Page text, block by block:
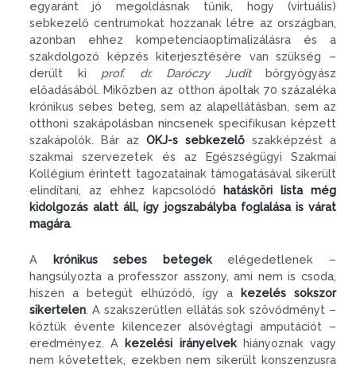
egyaránt jó megoldásnak tűnik, hogy (virtuális)
sebkezelő centrumokat hozzanak létre az országban,
azonban ehhez kompetenciaoptimalizálásra és a
szakdolgozó képzés kiterjesztésére van szükség –
derült ki prof. dr. Daróczy Judit bőrgyógyász
előadásából. Miközben az otthon ápoltak 70 százaléka
krónikus sebes beteg, sem az alapellátásban, sem az
otthoni szakápolásban nincsenek specifikusan képzett
szakápolók. Bár az OKJ-s sebkezelő szakképzést a
szakmai szervezetek és az Egészségügyi Szakmai
Kollégium érintett tagozatainak támogatásával sikerült
elindítani, az ehhez kapcsolódó hatásköri lista még
kidolgozás alatt áll, így jogszabályba foglalása is várat
magára.
A krónikus sebes betegekelégedetlenek –
hangsúlyozta a professzor asszony, ami nem is csoda,
hiszen a betegút elhúzódó, így a kezelés sokszor
sikertelen. A szakszerűtlen ellátás sok szövődményt –
köztük évente kilencezer alsóvégtagi amputációt –
eredményez. A kezelési irányelvekhiányoznak vagy
nem követettek, ezekben nem sikerült konszenzusra